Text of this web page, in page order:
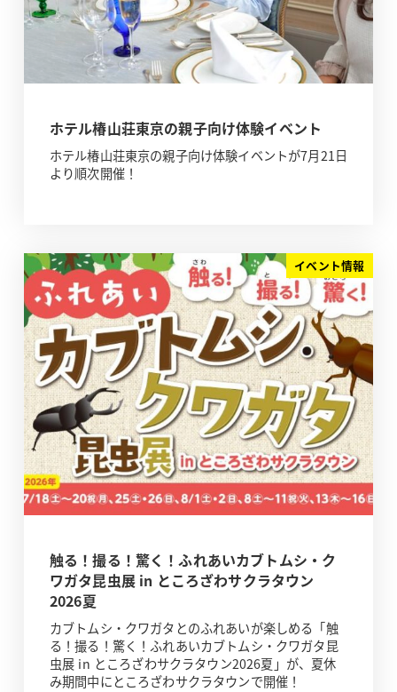
ホテル椿山荘東京の親子向け体験イベント
ホテル椿山荘東京の親子向け体験イベントが7月21日
より順次開催！
イベント情報
触る！撮る！驚く！ふれあいカブトムシ・ク
ワガタ昆虫展 in ところざわサクラタウン
2026夏
カブトムシ・クワガタとのふれあいが楽しめる「触
る！撮る！驚く！ふれあいカブトムシ・クワガタ昆
虫展 in ところざわサクラタウン2026夏」が、夏休
み期間中にところざわサクラタウンで開催！